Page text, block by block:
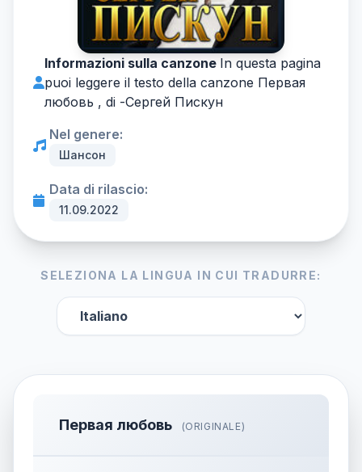
Informazioni sulla canzone In questa pagina
puoi leggere il testo della canzone Первая
любовь , di -Сергей Пискун
Nel genere:
Шансон
Data di rilascio:
11.09.2022
SELEZIONA LA LINGUA IN CUI TRADURRE:
Первая любовь (ORIGINALE)